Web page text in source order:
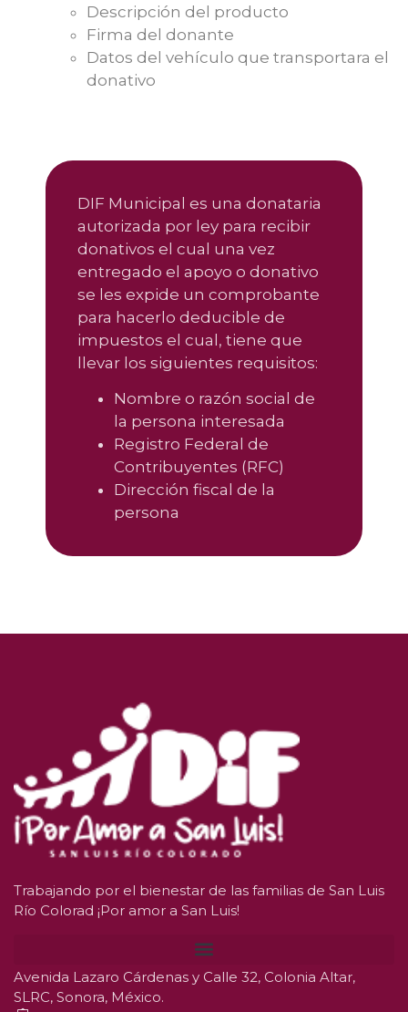
Descripción del producto
Firma del donante
Datos del vehículo que transportara el
donativo
DIF Municipal es una donataria
autorizada por ley para recibir
donativos el cual una vez
entregado el apoyo o donativo
se les expide un comprobante
para hacerlo deducible de
impuestos el cual, tiene que
llevar los siguientes requisitos:
Nombre o razón social de
la persona interesada
Registro Federal de
Contribuyentes (RFC)
Dirección fiscal de la
persona
Trabajando por el bienestar de las familias de San Luis
Río Colorad ¡Por amor a San Luis!
Avenida Lazaro Cárdenas y Calle 32, Colonia Altar,
SLRC, Sonora, México.